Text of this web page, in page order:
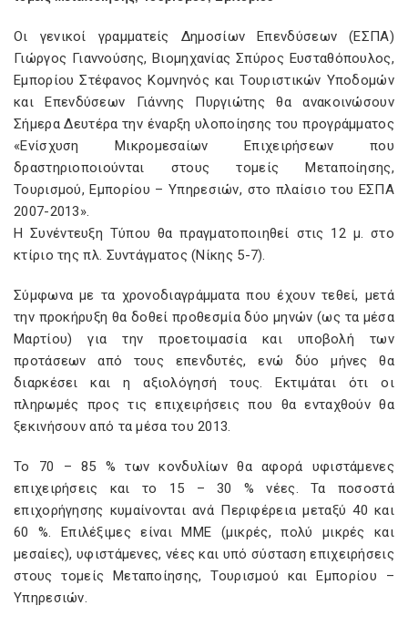
Οι γενικοί γραμματείς Δημοσίων Επενδύσεων (ΕΣΠΑ)
Γιώργος Γιαννούσης, Βιομηχανίας Σπύρος Ευσταθόπουλος,
Εμπορίου Στέφανος Κομνηνός και Τουριστικών Υποδομών
και Επενδύσεων Γιάννης Πυργιώτης θα ανακοινώσουν
Σήμερα Δευτέρα την έναρξη υλοποίησης του προγράμματος
«Ενίσχυση Μικρομεσαίων Επιχειρήσεων που
δραστηριοποιούνται στους τομείς Μεταποίησης,
Τουρισμού, Εμπορίου – Υπηρεσιών, στο πλαίσιο του ΕΣΠΑ
2007-2013».
Η Συνέντευξη Τύπου θα πραγματοποιηθεί στις 12 μ. στο
κτίριο της πλ. Συντάγματος (Νίκης 5-7).
Σύμφωνα με τα χρονοδιαγράμματα που έχουν τεθεί, μετά
την προκήρυξη θα δοθεί προθεσμία δύο μηνών (ως τα μέσα
Μαρτίου) για την προετοιμασία και υποβολή των
προτάσεων από τους επενδυτές, ενώ δύο μήνες θα
διαρκέσει και η αξιολόγησή τους. Εκτιμάται ότι οι
πληρωμές προς τις επιχειρήσεις που θα ενταχθούν θα
ξεκινήσουν από τα μέσα του 2013.
Το 70 – 85 % των κονδυλίων θα αφορά υφιστάμενες
επιχειρήσεις και το 15 – 30 % νέες. Τα ποσοστά
επιχορήγησης κυμαίνονται ανά Περιφέρεια μεταξύ 40 και
60 %. Επιλέξιμες είναι ΜΜΕ (μικρές, πολύ μικρές και
μεσαίες), υφιστάμενες, νέες και υπό σύσταση επιχειρήσεις
στους τομείς Μεταποίησης, Τουρισμού και Εμπορίου –
Υπηρεσιών.